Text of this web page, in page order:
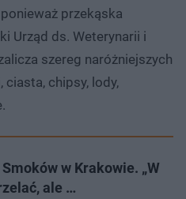
przekąska
Urząd ds. Weterynarii i
szereg naróżniejszych
chipsy, lody,
w Krakowie. „W
ale …